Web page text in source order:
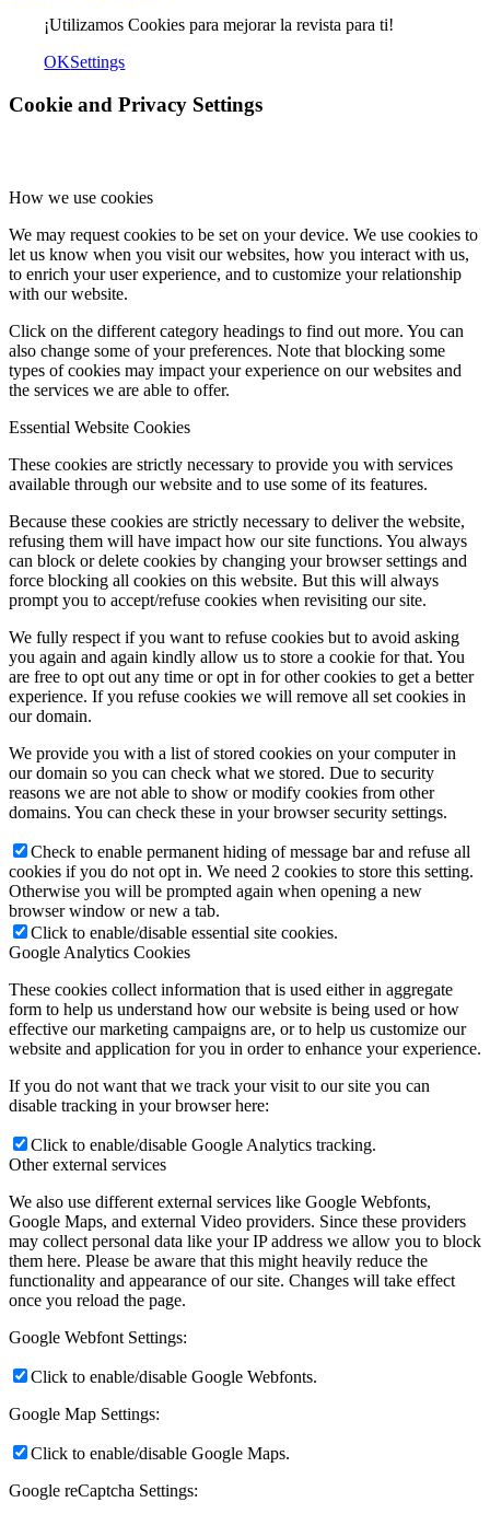
¡Utilizamos Cookies para mejorar la revista para ti!
OKSettings
Cookie and Privacy Settings
How we use cookies
We may request cookies to be set on your device. We use cookies to
let us know when you visit our websites, how you interact with us,
to enrich your user experience, and to customize your relationship
with our website.
Click on the different category headings to find out more. You can
also change some of your preferences. Note that blocking some
types of cookies may impact your experience on our websites and
the services we are able to offer.
Essential Website Cookies
These cookies are strictly necessary to provide you with services
available through our website and to use some of its features.
Because these cookies are strictly necessary to deliver the website,
refusing them will have impact how our site functions. You always
can block or delete cookies by changing your browser settings and
force blocking all cookies on this website. But this will always
prompt you to accept/refuse cookies when revisiting our site.
We fully respect if you want to refuse cookies but to avoid asking
you again and again kindly allow us to store a cookie for that. You
are free to opt out any time or opt in for other cookies to get a better
experience. If you refuse cookies we will remove all set cookies in
our domain.
We provide you with a list of stored cookies on your computer in
our domain so you can check what we stored. Due to security
reasons we are not able to show or modify cookies from other
domains. You can check these in your browser security settings.
Check to enable permanent hiding of message bar and refuse all
cookies if you do not opt in. We need 2 cookies to store this setting.
Otherwise you will be prompted again when opening a new
browser window or new a tab.
Click to enable/disable essential site cookies.
Google Analytics Cookies
These cookies collect information that is used either in aggregate
form to help us understand how our website is being used or how
effective our marketing campaigns are, or to help us customize our
website and application for you in order to enhance your experience.
If you do not want that we track your visit to our site you can
disable tracking in your browser here:
Click to enable/disable Google Analytics tracking.
Other external services
We also use different external services like Google Webfonts,
Google Maps, and external Video providers. Since these providers
may collect personal data like your IP address we allow you to block
them here. Please be aware that this might heavily reduce the
functionality and appearance of our site. Changes will take effect
once you reload the page.
Google Webfont Settings:
Click to enable/disable Google Webfonts.
Google Map Settings:
Click to enable/disable Google Maps.
Google reCaptcha Settings: